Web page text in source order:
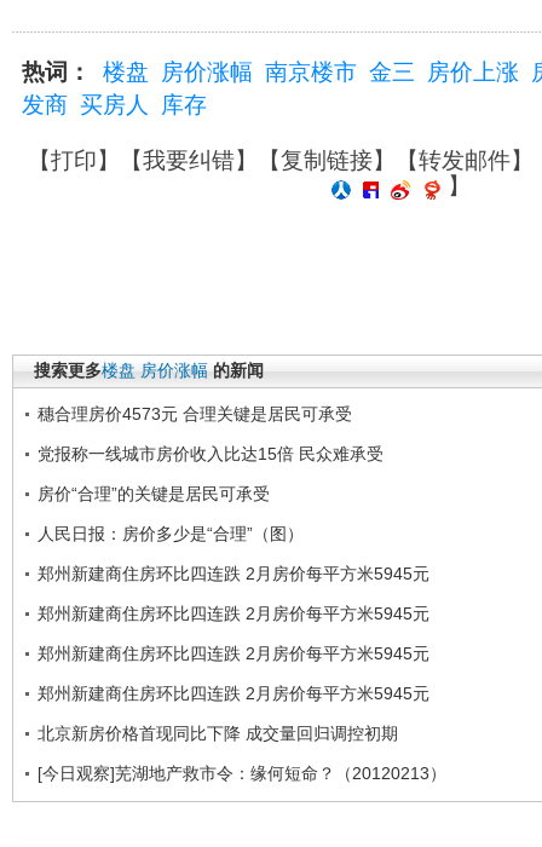
热词： 楼盘 房价涨幅 南京楼市 金三 房价上涨
发商 买房人 库存
【打印】【我要纠错】【复制链接】【转发邮件】
】
搜索更多楼盘 房价涨幅 的新闻
穗合理房价4573元 合理关键是居民可承受
党报称一线城市房价收入比达15倍 民众难承受
房价“合理”的关键是居民可承受
人民日报：房价多少是“合理”（图）
郑州新建商住房环比四连跌 2月房价每平方米5945元
郑州新建商住房环比四连跌 2月房价每平方米5945元
郑州新建商住房环比四连跌 2月房价每平方米5945元
郑州新建商住房环比四连跌 2月房价每平方米5945元
北京新房价格首现同比下降 成交量回归调控初期
[今日观察]芜湖地产救市令：缘何短命？（20120213）